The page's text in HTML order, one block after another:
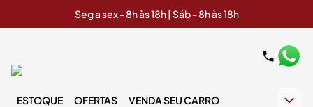
Seg a sex - 8h às 18h | Sáb - 8h às 18h
ESTOQUE OFERTAS VENDA SEU CARRO